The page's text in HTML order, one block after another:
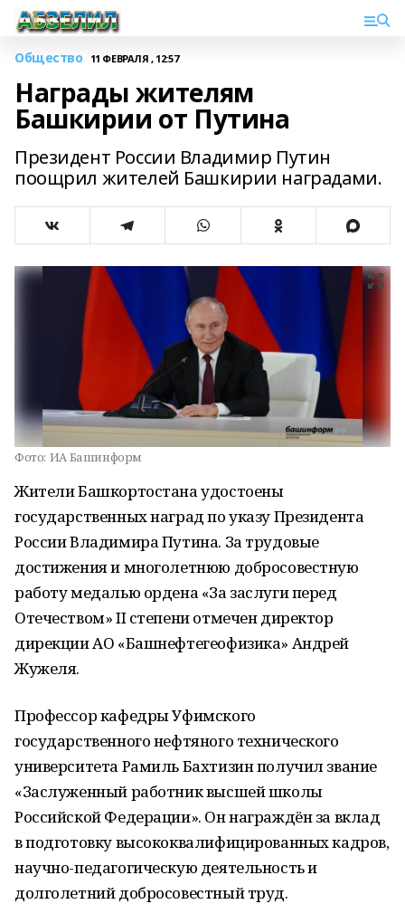
Общество 11 ФЕВРАЛЯ , 12:57
Награды жителям
Башкирии от Путина
Президент России Владимир Путин
поощрил жителей Башкирии наградами.
Фото: ИА Башинформ
Жители Башкортостана удостоены
государственных наград по указу Президента
России Владимира Путина. За трудовые
достижения и многолетнюю добросовестную
работу медалью ордена «За заслуги перед
Отечеством» II степени отмечен директор
дирекции АО «Башнефтегеофизика» Андрей
Жужеля.
Профессор кафедры Уфимского
государственного нефтяного технического
университета Рамиль Бахтизин получил звание
«Заслуженный работник высшей школы
Российской Федерации». Он награждён за вклад
в подготовку высококвалифицированных кадров,
научно-педагогическую деятельность и
долголетний добросовестный труд.